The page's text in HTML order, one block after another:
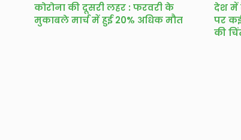
कोरोना की दूसरी लहर : फरवरी के
मुकाबले मार्च में हुई 20% अधिक मौत
देश में
पर
की